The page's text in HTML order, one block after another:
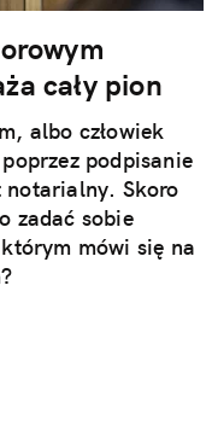
cały pion
albo człowiek
podpisanie
notarialny. Skoro
zadać sobie
mówi się na